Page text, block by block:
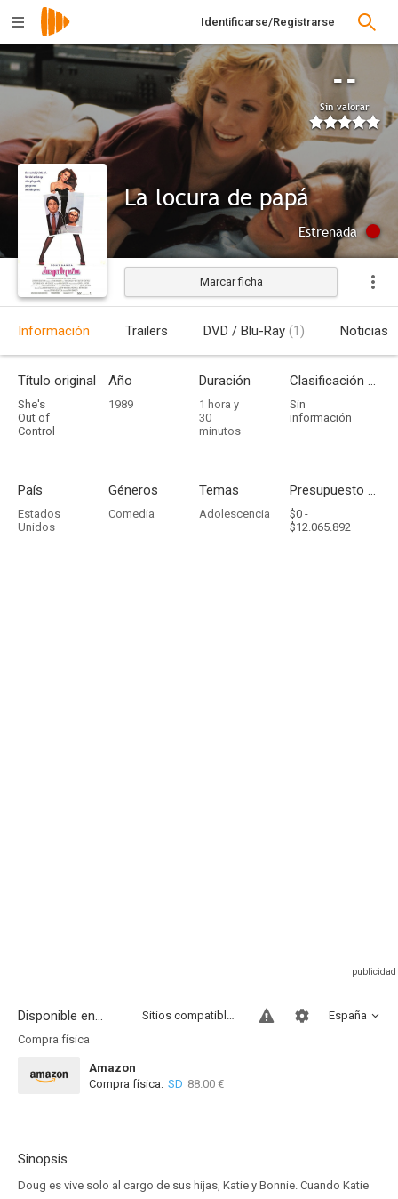
Identificarse/Registrarse
--
Sin valorar
La locura de papá
Estrenada
Marcar ficha
Información Trailers DVD / Blu-Ray (1) Noticias
Título original
She's
Out of
Control
Año
1989
Duración
1 hora y
30
minutos
Clasificación por edades
Sin
información
País
Estados
Unidos
Géneros
Comedia
Temas
Adolescencia
Presupuesto - Ingresos
$0 -
$12.065.892
Disponible en... España
Sitios compatibles
Compra física
Amazon
Compra física: SD 88.00 €
Sinopsis
Doug es vive solo al cargo de sus hijas, Katie y Bonnie. Cuando Katie